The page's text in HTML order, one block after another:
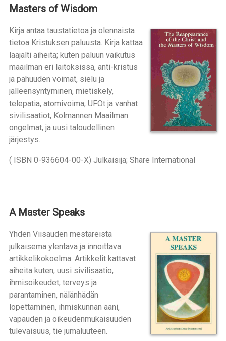
Masters of Wisdom
Kirja antaa taustatietoa ja olennaista
tietoa Kristuksen paluusta. Kirja kattaa
laajalti aiheita; kuten paluun vaikutus
maailman eri laitoksissa, anti-kristus
ja pahuuden voimat, sielu ja
jälleensyntyminen, mietiskely,
telepatia, atomivoima, UFOt ja vanhat
sivilisaatiot, Kolmannen Maailman
ongelmat, ja uusi taloudellinen
järjestys.
( ISBN 0-936604-00-X) Julkaisija; Share International
A Master Speaks
Yhden Viisauden mestareista
julkaisema ylentävä ja innoittava
artikkelikokoelma. Artikkelit kattavat
aiheita kuten; uusi sivilisaatio,
ihmisoikeudet, terveys ja
parantaminen, nälänhädän
lopettaminen, ihmiskunnan ääni,
vapauden ja oikeudenmukaisuuden
tulevaisuus, tie jumaluuteen.